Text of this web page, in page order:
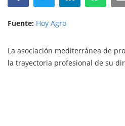
Fuente: Hoy Agro
La asociación mediterránea de
la trayectoria profesional de su